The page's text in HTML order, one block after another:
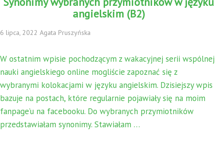
angielskim (B2)
6 lipca, 2022 Agata Pruszyńska
W ostatnim wpisie pochodzącym z wakacyjnej serii wspólnej
nauki angielskiego online mogliście zapoznać się z
wybranymi kolokacjami w języku angielskim. Dzisiejszy wpis
bazuje na postach, które regularnie pojawiały się na moim
fanpage’u na facebooku. Do wybranych przymiotników
przedstawiałam synonimy. Stawiałam …